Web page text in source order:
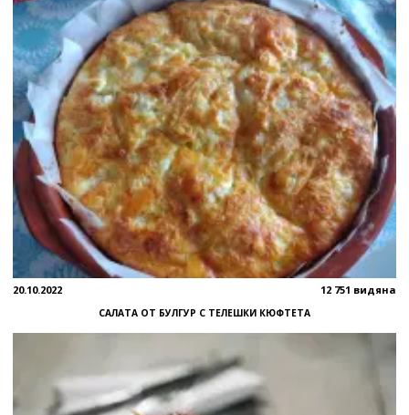
20.10.2022 12 751 видяна
САЛАТА ОТ БУЛГУР С ТЕЛЕШКИ КЮФТЕТА